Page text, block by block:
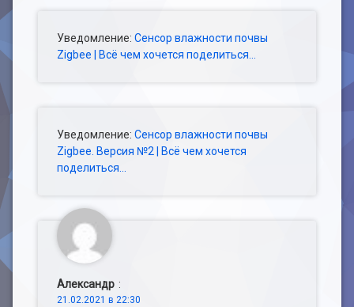
Уведомление: Сенсор влажности почвы
Zigbee | Всё чем хочется поделиться…
Уведомление: Сенсор влажности почвы
Zigbee. Версия №2 | Всё чем хочется
поделиться…
Александр :
21.02.2021 в 22:30